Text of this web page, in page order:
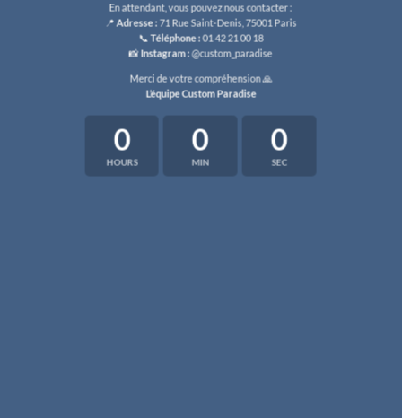
En attendant, vous pouvez nous contacter :
📍 Adresse : 71 Rue Saint-Denis, 75001 Paris
📞Téléphone :01 42 21 00 18
📸Instagram : @custom_paradise
Merci de votre compréhension 🙏
L’équipe Custom Paradise
0
HOURS
0
MIN
0
SEC